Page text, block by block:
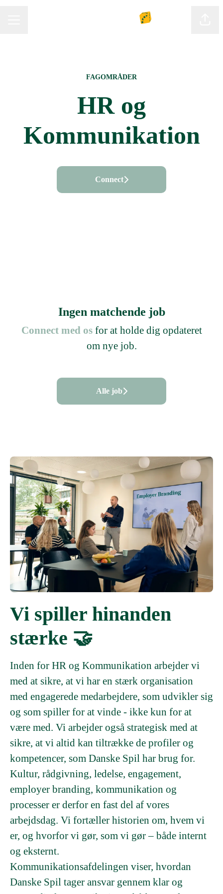
FAGOMRÅDER
HR og
Kommunikation
Connect
Ingen matchende job
Connect med osfor at holde dig opdateret
om nye job.
Alle job
Vi spiller hinanden
stærke 🤝
Inden for HR og Kommunikation arbejder vi
med at sikre, at vi har en stærk organisation
med engagerede medarbejdere, som udvikler sig
og som spiller for at vinde - ikke kun for at
være med. Vi arbejder også strategisk med at
sikre, at vi altid kan tiltrække de profiler og
kompetencer, som Danske Spil har brug for.
Kultur, rådgivning, ledelse, engagement,
employer branding, kommunikation og
processer er derfor en fast del af vores
arbejdsdag. Vi fortæller historien om, hvem vi
er, og hvorfor vi gør, som vi gør – både internt
og eksternt.
Kommunikationsafdelingen viser, hvordan
Danske Spil tager ansvar gennem klar og